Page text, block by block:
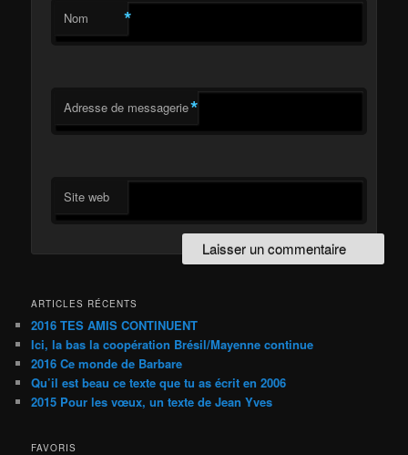
Nom *
Adresse de messagerie*
Site web
ARTICLES RÉCENTS
2016 TES AMIS CONTINUENT
Ici, la bas la coopération Brésil/Mayenne continue
2016 Ce monde de Barbare
Qu’il est beau ce texte que tu as écrit en 2006
2015 Pour les vœux, un texte de Jean Yves
FAVORIS